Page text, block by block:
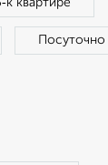
квартире
Посуточно